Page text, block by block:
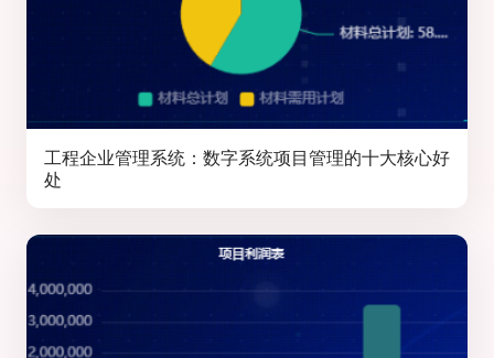
工程企业管理系统：数字系统项目管理的十大核心好
处